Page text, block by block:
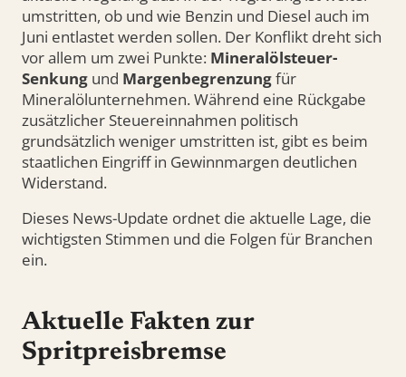
umstritten, ob und wie Benzin und Diesel auch im
Juni entlastet werden sollen. Der Konflikt dreht sich
vor allem um zwei Punkte: Mineralölsteuer-
Senkung und Margenbegrenzungfür
Mineralölunternehmen. Während eine Rückgabe
zusätzlicher Steuereinnahmen politisch
grundsätzlich weniger umstritten ist, gibt es beim
staatlichen Eingriff in Gewinnmargen deutlichen
Widerstand.
Dieses News-Update ordnet die aktuelle Lage, die
wichtigsten Stimmen und die Folgen für Branchen
ein.
Aktuelle Fakten zur
Spritpreisbremse